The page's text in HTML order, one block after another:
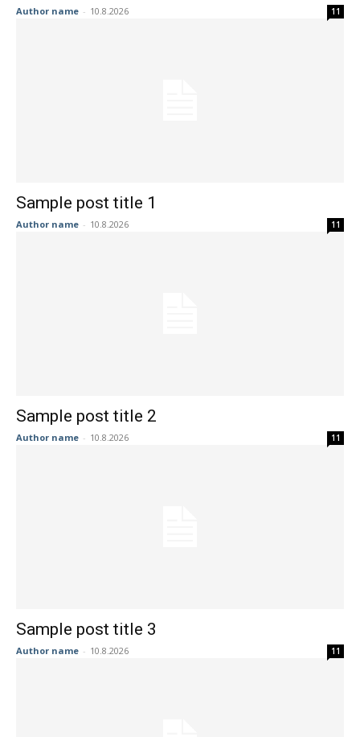
Author name - 10.8.2026 11
Sample post title 1
Author name - 10.8.2026 11
Sample post title 2
Author name - 10.8.2026 11
Sample post title 3
Author name - 10.8.2026 11